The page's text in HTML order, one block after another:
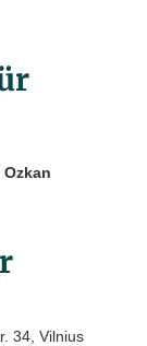
Ozkan
34, Vilnius